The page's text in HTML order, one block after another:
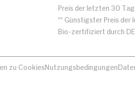
Preis der letzten 30
** Günstigster Preis
Bio-zertifiziert durch
zu CookiesNutzungsbedingungen